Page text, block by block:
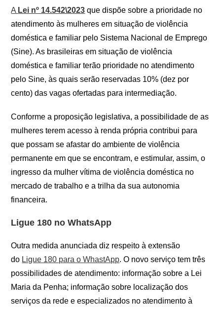
A Lei nº 14.542\2023 que dispõe sobre a prioridade no
atendimento às mulheres em situação de violência
doméstica e familiar pelo Sistema Nacional de Emprego
(Sine). As brasileiras em situação de violência
doméstica e familiar terão prioridade no atendimento
pelo Sine, às quais serão reservadas 10% (dez por
cento) das vagas ofertadas para intermediação.
Conforme a proposição legislativa, a possibilidade de as
mulheres terem acesso à renda própria contribui para
que possam se afastar do ambiente de violência
permanente em que se encontram, e estimular, assim, o
ingresso da mulher vítima de violência doméstica no
mercado de trabalho e a trilha da sua autonomia
financeira.
Ligue 180 no WhatsApp
Outra medida anunciada diz respeito à extensão
do Ligue 180 para o WhastApp. O novo serviço tem três
possibilidades de atendimento: informação sobre a Lei
Maria da Penha; informação sobre localização dos
serviços da rede e especializados no atendimento à